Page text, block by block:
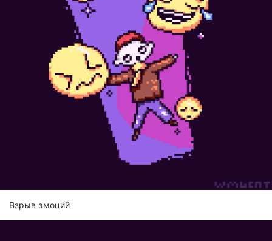
Взрыв эмоций